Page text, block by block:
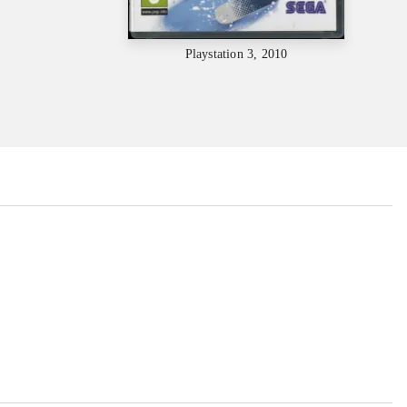
Playstation 3, 2010